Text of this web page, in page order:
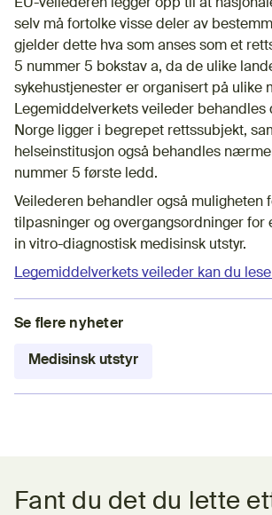
EU-veilederen legger opp til at
selv må fortolke visse deler av
gjelder dette hva som anses som et
5 nummer 5 bokstav a, da de ulike
sykehustjenester er organisert på ulike
Legemiddelverkets veileder behandles
Norge ligger i begrepet rettssubjekt,
helseinstitusjon også behandles
nummer 5 første ledd.
Veilederen behandler også muligheten
tilpasninger og overgangsordninger for
in vitro-diagnostisk medisinsk utstyr.
Legemiddelverkets veileder kan du lese
Se flere nyheter
Medisinsk utstyr
Fant du det du lette